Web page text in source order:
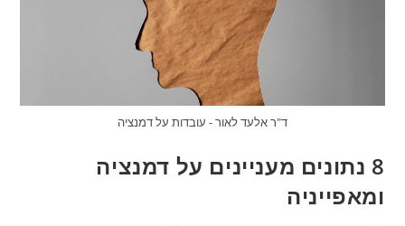
ד"ר אלעד לאור - עובדות על דמנציה
8 נתונים מעניינים על דמנציה
ומאפייניה